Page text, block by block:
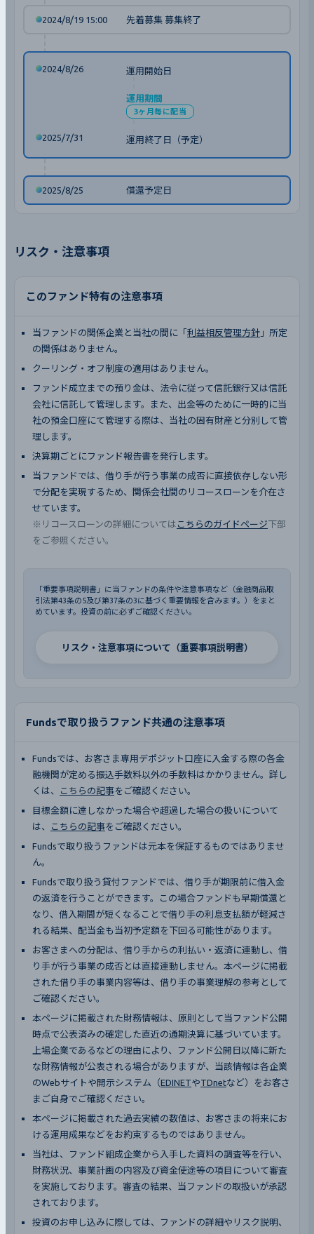
2024/8/19 15:00 先着募集 募集終了
2024/8/26 運用開始日
運用期間
3ヶ月毎に配当
2025/7/31 運用終了日（予定）
2025/8/25 償還予定日
リスク・注意事項
このファンド特有の注意事項
当ファンドの関係企業と当社の間に「 利益相反管理方針 」所定
の関係はありません。
クーリング・オフ制度の適用はありません。
ファンド成立までの預り金は、法令に従って信託銀行又は信託
会社に信託して管理します。また、出金等のために一時的に当
社の預金口座にて管理する際は、当社の固有財産と分別して管
理します。
決算期ごとにファンド報告書を発行します。
当ファンドでは、借り手が行う事業の成否に直接依存しない形
で分配を実現するため、関係会社間のリコースローンを介在さ
せています。
※リコースローンの詳細については こちらのガイドページ下部
をご参照ください。
「重要事項説明書」に当ファンドの条件や注意事項など（金融商品取
引法第43条の5及び第37条の3に基づく重要情報を含みます。）をまと
めています。投資の前に必ずご確認ください。
リスク・注意事項について（重要事項説明書）
Fundsで取り扱うファンド共通の注意事項
Fundsでは、お客さま専用デポジット口座に入金する際の各金
融機関が定める振込手数料以外の手数料はかかりません。詳し
くは、
こちらの記事をご確認ください。
目標金額に達しなかった場合や超過した場合の扱いについて
は、
こちらの記事をご確認ください。
Fundsで取り扱うファンドは元本を保証するものではありませ
ん。
Fundsで取り扱う貸付ファンドでは、借り手が期限前に借入金
の返済を行うことができます。この場合ファンドも早期償還と
なり、借入期間が短くなることで借り手の利息支払額が軽減さ
れる結果、配当金も当初予定額を下回る可能性があります。
お客さまへの分配は、借り手からの利払い・返済に連動し、借
り手が行う事業の成否とは直接連動しません。本ページに掲載
された借り手の事業内容等は、借り手の事業理解の参考として
ご確認ください。
本ページに掲載された財務情報は、原則として当ファンド公開
時点で公表済みの確定した直近の通期決算に基づいています。
上場企業であるなどの理由により、ファンド公開日以降に新た
な財務情報が公表される場合がありますが、当該情報は各企業
のWebサイトや開示システム（EDINETやTDnetなど）をお客さ
まご自身でご確認ください。
本ページに掲載された過去実績の数値は、お客さまの将来にお
ける運用成果などをお約束するものではありません。
当社は、ファンド組成企業から入手した資料の調査等を行い、
財務状況、事業計画の内容及び資金使途等の項目について審査
を実施しております。審査の結果、当ファンドの取扱いが承認
されております。
投資のお申し込みに際しては、ファンドの詳細やリスク説明、